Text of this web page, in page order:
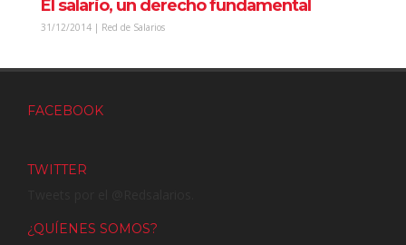
El salario, un derecho fundamental
31/12/2014 | Red de Salarios
FACEBOOK
TWITTER
¿QUÍENES SOMOS?